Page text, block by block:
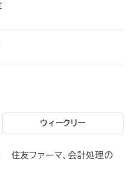
ウィークリー
住友ファーマ、会計処理の